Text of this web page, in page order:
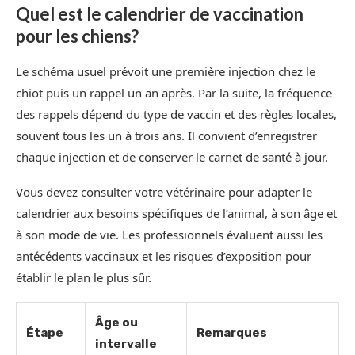
Quel est le calendrier de vaccination
pour les chiens?
Le schéma usuel prévoit une première injection chez le
chiot puis un rappel un an après. Par la suite, la fréquence
des rappels dépend du type de vaccin et des règles locales,
souvent tous les un à trois ans. Il convient d’enregistrer
chaque injection et de conserver le carnet de santé à jour.
Vous devez consulter votre vétérinaire pour adapter le
calendrier aux besoins spécifiques de l’animal, à son âge et
à son mode de vie. Les professionnels évaluent aussi les
antécédents vaccinaux et les risques d’exposition pour
établir le plan le plus sûr.
Étape
Âge ou
intervalle
Remarques